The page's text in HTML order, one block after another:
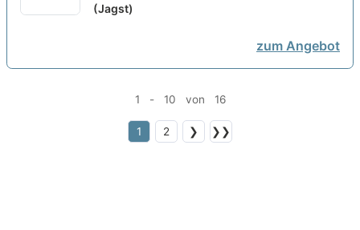
Hospitationstag
(Jagst)
zum Angebot
1 - 10 von 16
1 2 ❯ ❯❯